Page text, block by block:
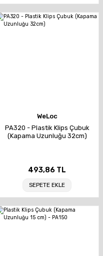
WeLoc
PA320 - Plastik Klips Çubuk
(Kapama Uzunluğu 32cm)
493,86 TL
SEPETE EKLE